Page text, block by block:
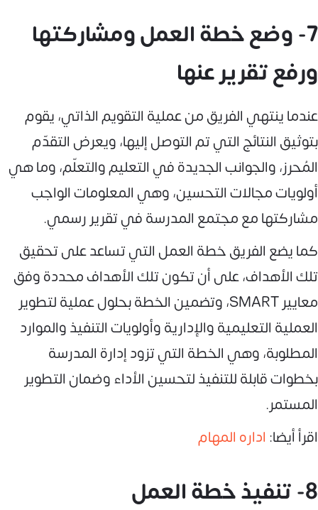
7- وضع خطة العمل ومشاركتها
ورفع تقرير عنها
عندما ينتهي الفريق من عملية التقويم الذاتي، يقوم
بتوثيق النتائج التي تم التوصل إليها، ويعرض التقدّم
المُحرز، والجوانب الجديدة في التعليم والتعلّم، وما هي
أولويات مجالات التحسين، وهي المعلومات الواجب
مشاركتها مع مجتمع المدرسة في تقرير رسمي.
كما يضع الفريق خطة العمل التي تساعد على تحقيق
تلك الأهداف، على أن تكون تلك الأهداف محددة وفق
معايير SMART، وتضمين الخطة بحلول عملية لتطوير
العملية التعليمية والإدارية وأولويات التنفيذ والموارد
المطلوبة، وهي الخطة التي تزود إدارة المدرسة
بخطوات قابلة للتنفيذ لتحسين الأداء وضمان التطوير
المستمر.
اقرأ أيضا: اداره المهام
8- تنفيذ خطة العمل